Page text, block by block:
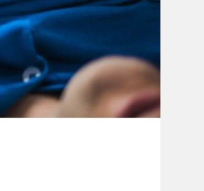
微信扫一扫
照片送手机